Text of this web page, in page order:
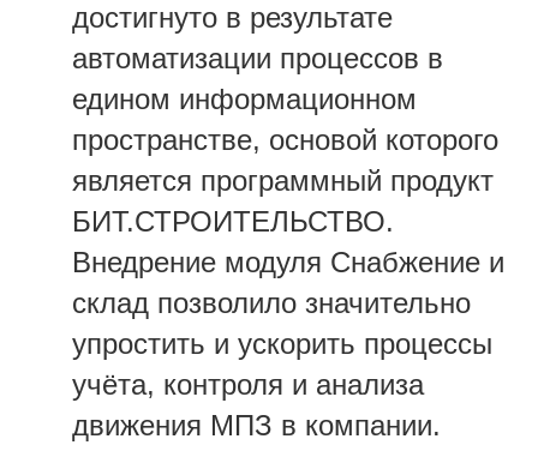
достигнуто в результате
автоматизации процессов в
едином информационном
пространстве, основой которого
является программный продукт
БИТ.СТРОИТЕЛЬСТВО.
Внедрение модуля Снабжение и
склад позволило значительно
упростить и ускорить процессы
учёта, контроля и анализа
движения МПЗ в компании.